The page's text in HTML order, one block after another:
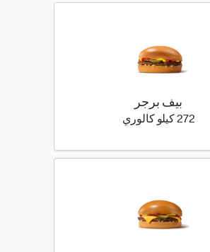
بيف برجر
272 كيلو كالوري